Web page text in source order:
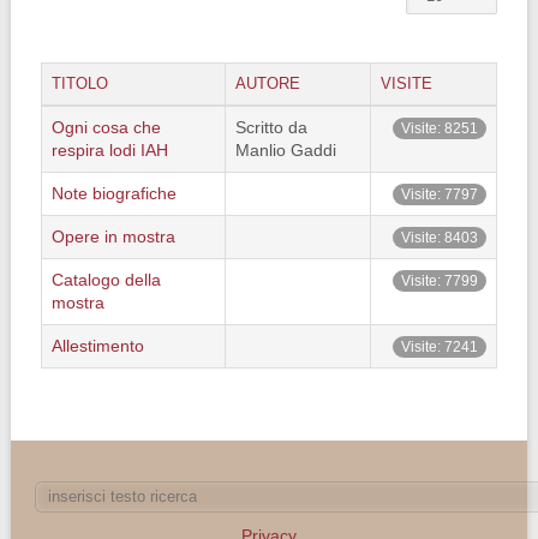
TITOLO AUTORE VISITE
Ogni cosa che
respira lodi IAH
Scritto da
Manlio Gaddi
Visite: 8251
Note biografiche Visite: 7797
Opere in mostra Visite: 8403
Catalogo della
mostra
Visite: 7799
Allestimento Visite: 7241